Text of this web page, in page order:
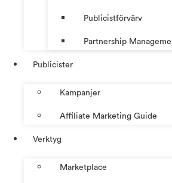
Publicistförvärv
Partnership
Publicister
Kampanjer
Affiliate Marketing Guide
Verktyg
Marketplace